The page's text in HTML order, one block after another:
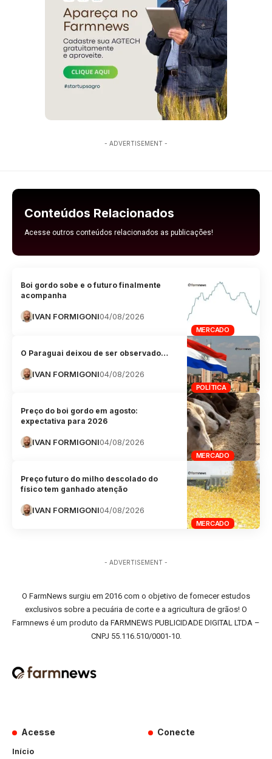
- ADVERTISEMENT -
Conteúdos Relacionados
Acesse outros conteúdos relacionados as publicações!
MERCADO
Boi gordo sobe e o futuro finalmente
acompanha
IVAN FORMIGONI04/08/2026
POLÍTICA
O Paraguai deixou de ser observado…
IVAN FORMIGONI04/08/2026
MERCADO
Preço do boi gordo em agosto:
expectativa para 2026
IVAN FORMIGONI04/08/2026
MERCADO
Preço futuro do milho descolado do
físico tem ganhado atenção
IVAN FORMIGONI04/08/2026
- ADVERTISEMENT -
O FarmNews surgiu em 2016 com o objetivo de fornecer estudos
exclusivos sobre a pecuária de corte e a agricultura de grãos! O
Farmnews é um produto da FARMNEWS PUBLICIDADE DIGITAL LTDA –
CNPJ 55.116.510/0001-10.
Acesse
Início
Conecte